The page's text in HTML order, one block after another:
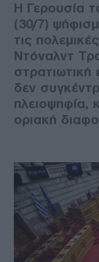
Η Γερουσία
(30/7)
τις
Ντόναλντ
δεν
πλειοψηφία,
οριακή